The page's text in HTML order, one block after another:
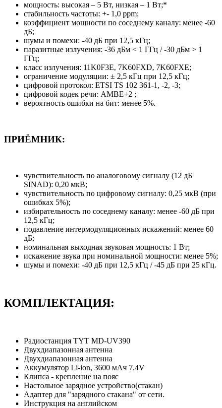
мощность: высокая – 5 Вт, низкая – 1 Вт;*
стабильность частоты: +- 1,0 ppm;
коэффициент мощности по соседнему каналу: менее -60
дБ;
шумы и помехи: -40 дБ при 12,5 кГц;
паразитные излучения: -36 дБм < 1 ГГц / -30 дБм > 1
ГГц;
класс излучения: 11K0F3E, 7K60FXD, 7K60FXE;
ограничение модуляции: ± 2,5 кГц при 12,5 кГц;
цифровой протокол: ETSI TS 102 361-1, -2, -3;
цифровой кодек речи: AMBE+2 ;
вероятность ошибки на бит: менее 5%.
ПРИЁМНИК:
чувствительность по аналоговому сигналу (12 дБ
SINAD): 0,20 мкВ;
чувствительность по цифровому сигналу: 0,25 мкВ (при
ошибках 5%);
избирательность по соседнему каналу: менее -60 дБ при
12,5 кГц;
подавление интермодуляционных искажений: менее 60
дБ;
номинальная выходная звуковая мощность: 1 Вт;
искажение звука при номинальной мощности: менее 5%;
шумы и помехи: -40 дБ при 12,5 кГц / -45 дБ при 25 кГц.
КОМПЛЕКТАЦИЯ:
Радиостанция TYT MD-UV390
Двухдиапазонная антенна
Двухдиапазонная антенна
Аккумулятор Li-ion, 3600 мАч 7.4V
Клипса - крепление на пояс
Настольное зарядное устройство(стакан)
Адаптер для "зарядного стакана" от сети.
Инструкция на английском